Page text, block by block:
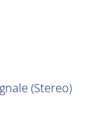
(Stereo)